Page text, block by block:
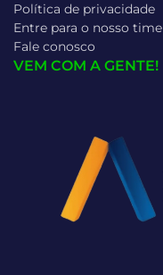
Política de privacidade
Entre para o nosso time
Fale conosco
VEM COM A GENTE!